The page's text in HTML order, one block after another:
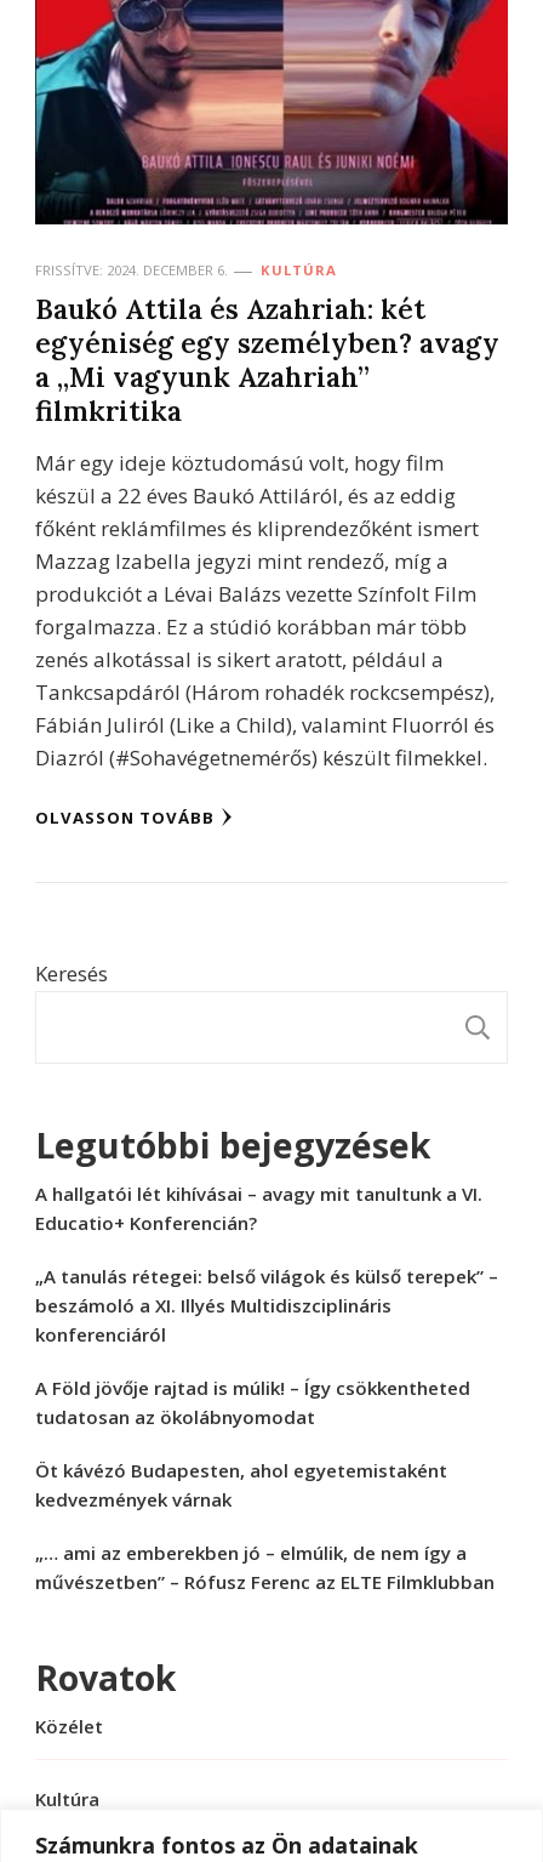
Számunkra fontos az Ön adatainak
FRISSÍTVE: 2024. DECEMBER 6. KULTÚRA
Baukó Attila és Azahriah: két
egyéniség egy személyben? avagy
a „Mi vagyunk Azahriah”
filmkritika
Már egy ideje köztudomású volt, hogy film
készül a 22 éves Baukó Attiláról, és az eddig
főként reklámfilmes és kliprendezőként ismert
Mazzag Izabella jegyzi mint rendező, míg a
produkciót a Lévai Balázs vezette Színfolt Film
forgalmazza. Ez a stúdió korábban már több
zenés alkotással is sikert aratott, például a
Tankcsapdáról (Három rohadék rockcsempész),
Fábián Juliról (Like a Child), valamint Fluorról és
Diazról (#Sohavégetnemérős) készült filmekkel.
OLVASSON TOVÁBB
Keresés
Legutóbbi bejegyzések
A hallgatói lét kihívásai – avagy mit tanultunk a VI.
Educatio+ Konferencián?
„A tanulás rétegei: belső világok és külső terepek” –
beszámoló a XI. Illyés Multidiszciplináris
konferenciáról
A Föld jövője rajtad is múlik! – Így csökkentheted
tudatosan az ökolábnyomodat
Öt kávézó Budapesten, ahol egyetemistaként
kedvezmények várnak
„… ami az emberekben jó – elmúlik, de nem így a
művészetben” – Rófusz Ferenc az ELTE Filmklubban
Rovatok
Közélet
Kultúra